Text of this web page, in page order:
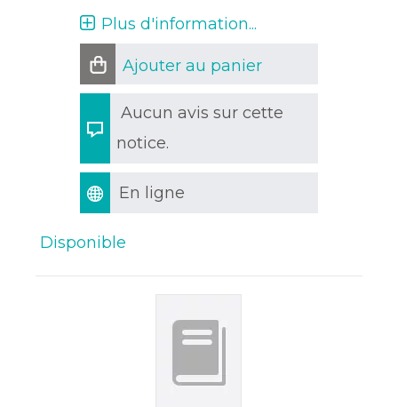
Plus d'information...
Ajouter au panier
Aucun avis sur cette
notice.
En ligne
Disponible